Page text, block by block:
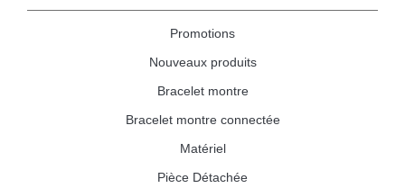
Promotions
Nouveaux produits
Bracelet montre
Bracelet montre connectée
Matériel
Pièce Détachée